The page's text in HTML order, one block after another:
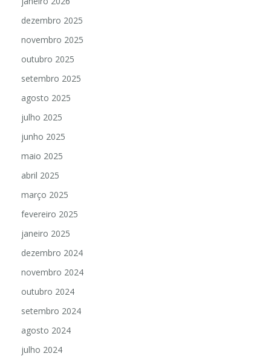
dezembro 2025
novembro 2025
outubro 2025
setembro 2025
agosto 2025
julho 2025
junho 2025
maio 2025
abril 2025
março 2025
fevereiro 2025
janeiro 2025
dezembro 2024
novembro 2024
outubro 2024
setembro 2024
agosto 2024
julho 2024